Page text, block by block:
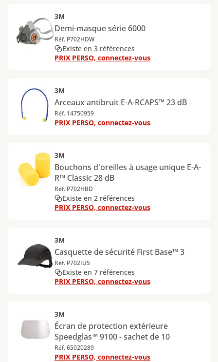
3M
Demi-masque série 6000
Réf. P702HDW
Existe en 3 références
PRIX PERSO, connectez-vous
3M
Arceaux antibruit E-A-RCAPS™ 23 dB
Réf. 14750959
PRIX PERSO, connectez-vous
3M
Bouchons d'oreilles à usage unique E-A-
R™ Classic 28 dB
Réf. P702HBD
Existe en 2 références
PRIX PERSO, connectez-vous
3M
Casquette de sécurité First Base™ 3
Réf. P702IU5
Existe en 7 références
PRIX PERSO, connectez-vous
3M
Écran de protection extérieure
Speedglas™ 9100 - sachet de 10
Réf. 65020289
PRIX PERSO, connectez-vous